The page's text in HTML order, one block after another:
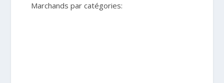
Marchands par catégories: